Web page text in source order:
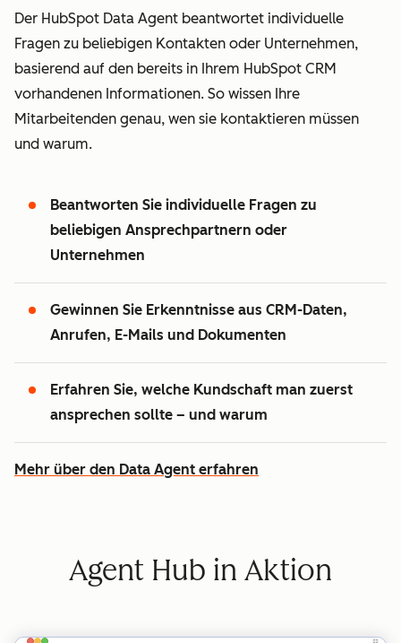
Der HubSpot Data Agent beantwortet individuelle
Fragen zu beliebigen Kontakten oder Unternehmen,
basierend auf den bereits in Ihrem HubSpot CRM
vorhandenen Informationen. So wissen Ihre
Mitarbeitenden genau, wen sie kontaktieren müssen
und warum.
Beantworten Sie individuelle Fragen zu
beliebigen Ansprechpartnern oder
Unternehmen
Gewinnen Sie Erkenntnisse aus CRM-Daten,
Anrufen, E-Mails und Dokumenten
Erfahren Sie, welche Kundschaft man zuerst
ansprechen sollte – und warum
Mehr über den Data Agent erfahren
Agent Hub in Aktion